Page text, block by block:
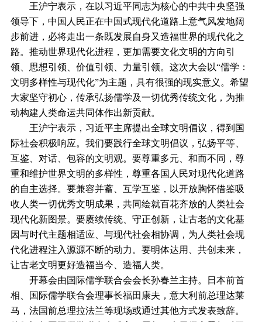
王沪宁表示，在以习近平同志为核心的中共中央坚强
领导下，中国人民正在中国式现代化道路上意气风发地阔
步前进，必将走出一条既发展自身又造福世界的现代化之
路。推动世界现代化进程，更加需要文化文明的方向引
领、思想引领、价值引领、力量引领。这次大会以“儒学：
文明多样性与现代化”为主题，具有很强的现实意义。希望
大家坚守初心，传承弘扬儒学及一切优秀传统文化，为推
动构建人类命运共同体作出新贡献。
王沪宁表示，习近平主席提出全球文明倡议，得到国
际社会积极响应。我们要践行全球文明倡议，弘扬平等、
互鉴、对话、包容的文明观。要尊重多元、和而不同，尊
重和维护世界文明的多样性，尊重各国人民对现代化道路
的自主选择。要兼容并蓄、互学互鉴，以开放胸怀借鉴吸
收人类一切优秀文明成果，共同绘就百花齐放的人类社会
现代化新图景。要赓续传统、守正创新，让古老的文化基
因与时代主题相适应、与现代社会相协调，为人类社会现
代化进程注入源源不断的动力。要明体达用、共创未来，
让古老文明更好造福当今、造福人类。
开幕会由国际儒学联合会会长孙春兰主持。日本前首
相、国际儒学联合会理事长福田康夫，意大利前总理达莱
马，法国前总理拉法兰等现场或通过其他方式发表致辞。